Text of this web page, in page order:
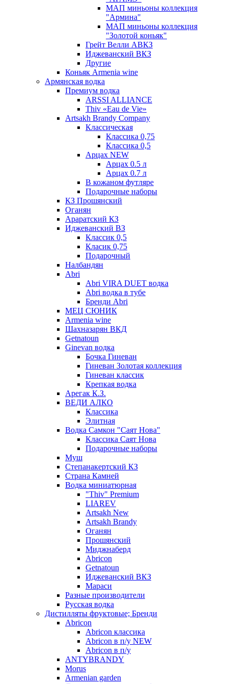
МАП миньоны коллекция
"Армина"
МАП миньоны коллекция
"Золотой коньяк"
Грейт Велли АВКЗ
Иджеванский ВКЗ
Другие
Коньяк Armenia wine
Армянская водка
Премиум водка
ARSSI ALLIANCE
Thiv «Eau de Vie»
Artsakh Brandy Company
Классическая
Классика 0,75
Классика 0,5
Арцах NEW
Арцах 0.5 л
Арцах 0.7 л
В кожаном футляре
Подарочные наборы
КЗ Прошянский
Оганян
Араратский КЗ
Иджеванский ВЗ
Классик 0,5
Класик 0,75
Подарочный
Налбандян
Abri
Abri VIRA DUET водка
Abri водка в тубе
Бренди Abri
МЕЦ СЮНИК
Armenia wine
Шахназарян ВКД
Getnatoun
Ginevan водка
Бочка Гиневан
Гиневан Золотая коллекция
Гиневан классик
Крепкая водка
Арегак К.З.
ВЕДИ АЛКО
Классика
Элитная
Водка Самкон "Саят Нова"
Классика Саят Нова
Подарочные наборы
Муш
Степанакертский КЗ
Страна Камней
Водка миниатюрная
"Thiv" Premium
LIAREV
Artsakh New
Artsakh Brandy
Оганян
Прошянский
Миджнаберд
Abricon
Getnatoun
Иджеванский ВКЗ
Мараси
Разные производители
Русская водка
Дистилляты фруктовые; Бренди
Abricon
Abricon классика
Abricon в п/у NEW
Abricon в п/у
ANTYBRANDY
Morus
Armenian garden